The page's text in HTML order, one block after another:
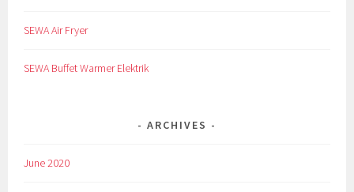
SEWA Air Fryer
SEWA Buffet Warmer Elektrik
ARCHIVES
June 2020